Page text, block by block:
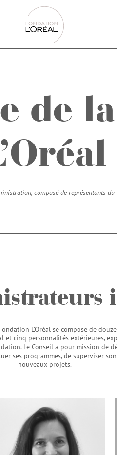
de
composé de représentants
L’Oréal se compose de
et cinq personnalités extérieures,
Le Conseil a pour mission de
ses programmes, de superviser
nouveaux projets.